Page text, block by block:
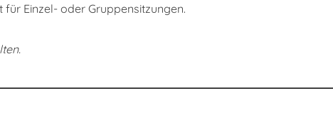
Einzel- oder Gruppensitzungen.